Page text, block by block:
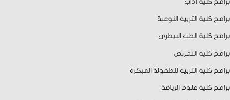
برامج كلية آداب
برامج كلية التربية النوعية
برامج كلية الطب البيطرى
برامج كلية التمريض
برامج كلية التربية للطفولة المبكرة
برامج كلية علوم الرياضة